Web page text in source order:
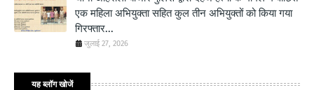
एक महिला अभियुक्ता सहित कुल तीन अभियुक्तों को किया गया
गिरफ्तार...
जुलाई 27, 2026
यह ब्लॉग खोजें